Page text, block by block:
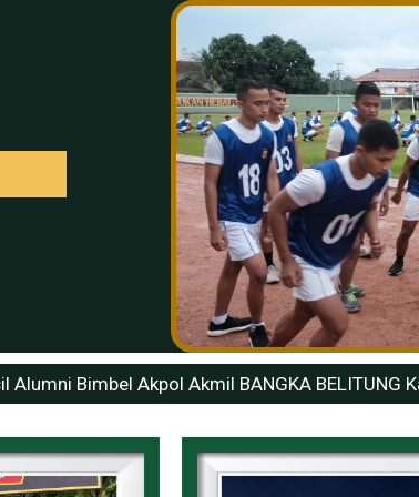
Alumni Bimbel Akpol Akmil BANGKA BELITUNG